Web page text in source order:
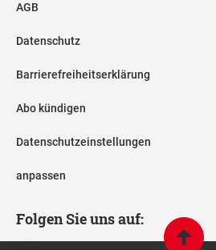
AGB
Datenschutz
Barrierefreiheitserklärung
Abo kündigen
Datenschutzeinstellungen
anpassen
Folgen Sie uns auf: